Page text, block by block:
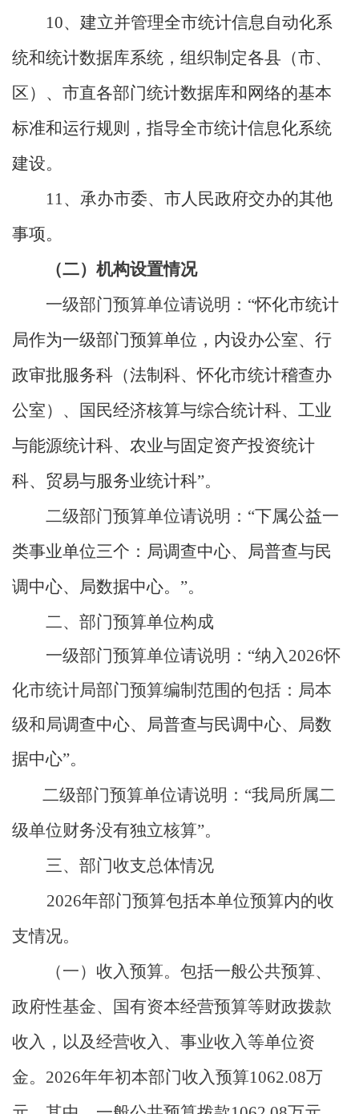
10、建立并管理全市统计信息自动化系
统和统计数据库系统，组织制定各县（市、
区）、市直各部门统计数据库和网络的基本
标准和运行规则，指导全市统计信息化系统
建设。
11、承办市委、市人民政府交办的其他
事项。
（二）机构设置情况
一级部门预算单位请说明：“怀化市统计
局作为一级部门预算单位，内设办公室、行
政审批服务科（法制科、怀化市统计稽查办
公室）、国民经济核算与综合统计科、工业
与能源统计科、农业与固定资产投资统计
科、贸易与服务业统计科”。
二级部门预算单位请说明：“下属公益一
类事业单位三个：局调查中心、局普查与民
调中心、局数据中心。 ”。
二、部门预算单位构成
一级部门预算单位请说明：“纳入2026怀
化市统计局部门预算编制范围的包括：局本
级和局调查中心、局普查与民调中心、局数
据中心”。
二级部门预算单位请说明：“我局所属二
级单位财务没有独立核算”。
三、部门收支总体情况
2026年部门预算包括本单位预算内的收
支情况。
（一）收入预算。 包括一般公共预算、
政府性基金、国有资本经营预算等财政拨款
收入，以及经营收入、事业收入等单位资
金。 2026年年初本部门收入预算1062.08万